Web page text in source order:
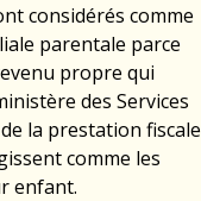
considérés comme
parentale parce
propre qui
des Services
la prestation fiscale
comme les
enfant.